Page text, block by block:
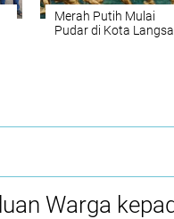
Merah Putih Mulai
Pudar di Kota Langsa
Warga